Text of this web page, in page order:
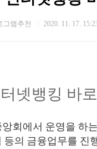
그램추천 2020. 11. 17.
넷뱅킹 바로
회에서 운영을 하
등의 금융업무를 진